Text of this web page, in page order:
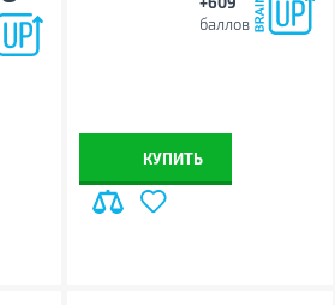
баллов
КУПИТЬ